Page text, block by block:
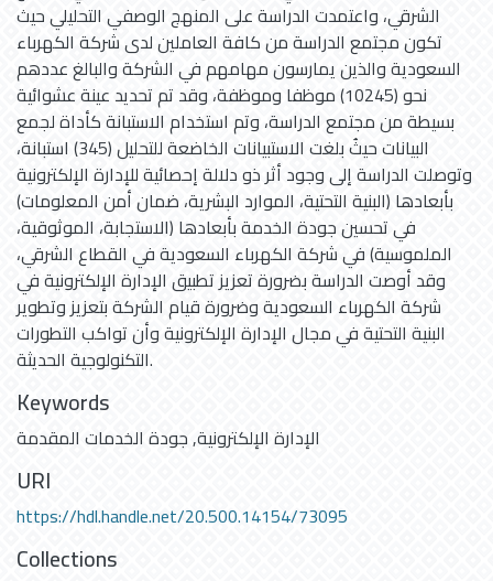
الشرقي، واعتمدت الدراسة على المنهج الوصفي التحليلي حيث
تكون مجتمع الدراسة من كافة العاملين لدى شركة الكهرباء
السعودية والذين يمارسون مهامهم في الشركة والبالغ عددهم
نحو (10245) موظفا وموظفة، وقد تم تحديد عينة عشوائية
بسيطة من مجتمع الدراسة، وتم استخدام الاستبانة كأداة لجمع
البيانات حيثُ بلغت الاستبيانات الخاضعة للتحليل (345) استبانة،
وتوصلت الدراسة إلى وجود أثر ذو دلالة إحصائية للإدارة الإلكترونية
بأبعادها (البنية التحتية، الموارد البشرية، ضمان أمن المعلومات)
في تحسين جودة الخدمة بأبعادها (الاستجابة، الموثوقية،
الملموسية) في شركة الكهرباء السعودية في القطاع الشرقي،
وقد أوصت الدراسة بضرورة تعزيز تطبيق الإدارة الإلكترونية في
شركة الكهرباء السعودية وضرورة قيام الشركة بتعزيز وتطوير
البنية التحتية في مجال الإدارة الإلكترونية وأن تواكب التطورات
التكنولوجية الحديثة.
Keywords
الإدارة الإلكترونية,جودة الخدمات المقدمة
URI
https://hdl.handle.net/20.500.14154/73095
Collections